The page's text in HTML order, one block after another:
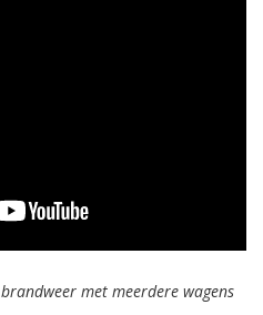
met meerdere wagens